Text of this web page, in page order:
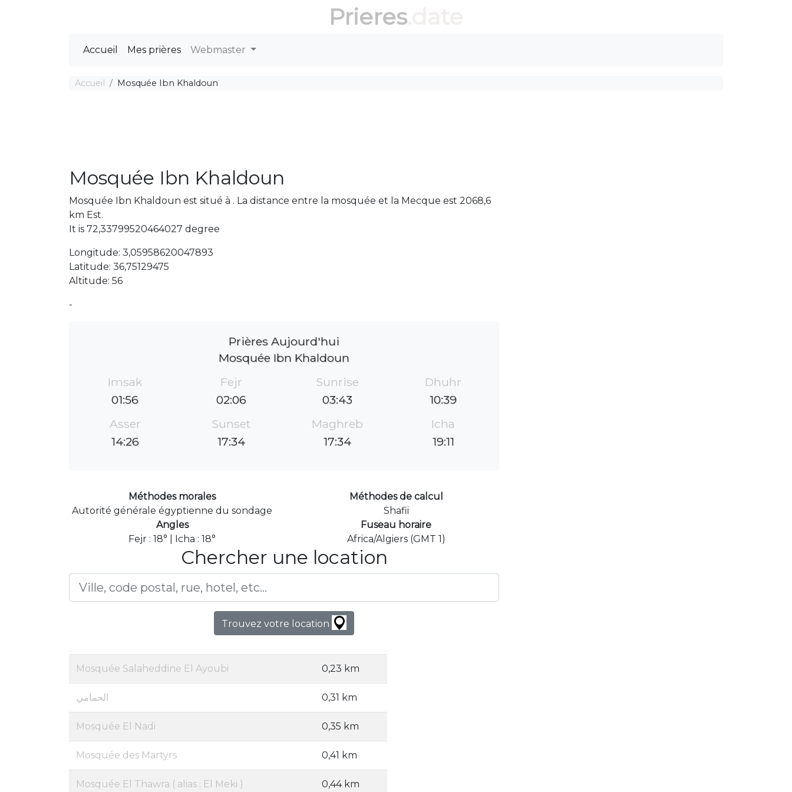
Prieres
Accueil Mes prières Webmaster
Accueil Mosquée Ibn Khaldoun
Mosquée Ibn Khaldoun
Mosquée Ibn Khaldoun est situé à . La distance entre la mosquée et la Mecque est 2068,6
km Est.
It is 72,33799520464027 degree
Longitude: 3,05958620047893
Latitude: 36,75129475
Altitude: 56
-
Prières Aujourd'hui
Mosquée Ibn Khaldoun
Imsak
01:56
Fejr
02:06
Sunrise
03:43
Dhuhr
10:39
Asser
14:26
Sunset
17:34
Maghreb
17:34
Icha
19:11
Méthodes morales
Autorité générale égyptienne du sondage
Méthodes de calcul
Shafii
Angles
Fejr : 18° | Icha : 18°
Fuseau horaire
Africa/Algiers (GMT 1)
Chercher une location
Trouvez votre location
Mosquée Salaheddine El Ayoubi 0,23 km
الحمامي 0,31 km
Mosquée El Nadi 0,35 km
Mosquée des Martyrs 0,41 km
Mosquée El Thawra ( alias : El Meki ) 0,44 km